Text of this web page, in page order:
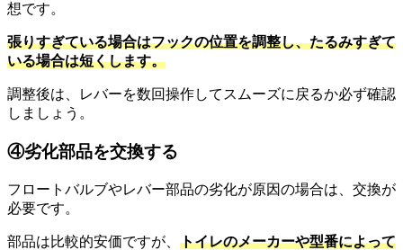
想です。
張りすぎている場合はフックの位置を調整し、たるみすぎて
いる場合は短くします。
調整後は、レバーを数回操作してスムーズに戻るか必ず確認
しましょう。
④劣化部品を交換する
フロートバルブやレバー部品の劣化が原因の場合は、交換が
必要です。
部品は比較的安価ですが、 トイレのメーカーや型番によって